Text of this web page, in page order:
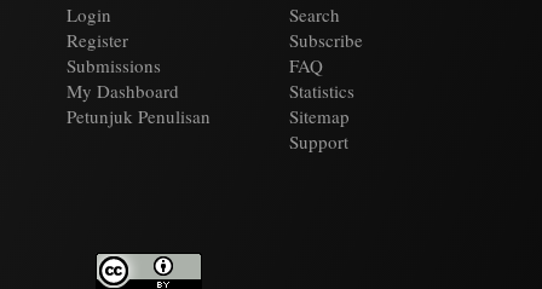
Login
Register
Submissions
My Dashboard
Petunjuk Penulisan
Search
Subscribe
FAQ
Statistics
Sitemap
Support